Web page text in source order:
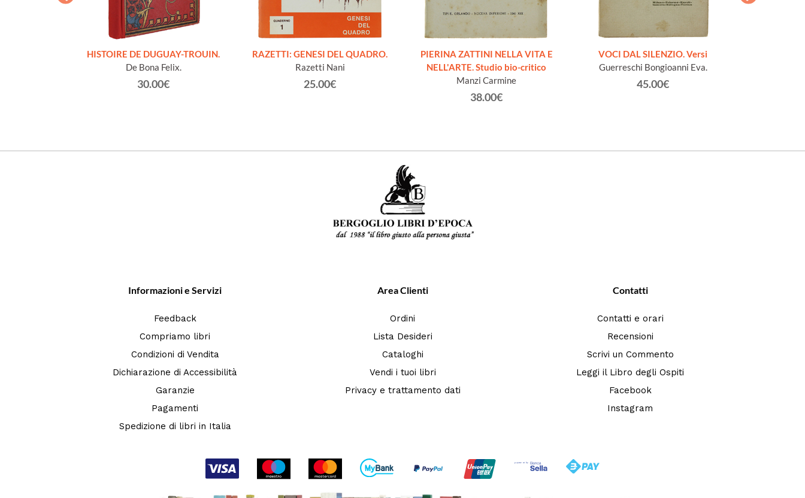
HISTOIRE DE DUGUAY-TROUIN.
De Bona Felix.
30.00€
RAZETTI: GENESI DEL QUADRO.
Razetti Nani
25.00€
PIERINA ZATTINI NELLA VITA E
NELL'ARTE. Studio bio-critico
Manzi Carmine
38.00€
VOCI DAL SILENZIO. Versi
Guerreschi Bongioanni Eva.
45.00€
Informazioni e Servizi
Feedback
Compriamo libri
Condizioni di Vendita
Dichiarazione di Accessibilità
Garanzie
Pagamenti
Spedizione di libri in Italia
Area Clienti
Ordini
Lista Desideri
Cataloghi
Vendi i tuoi libri
Privacy e trattamento dati
Contatti
Contatti e orari
Recensioni
Scrivi un Commento
Leggi il Libro degli Ospiti
Facebook
Instagram